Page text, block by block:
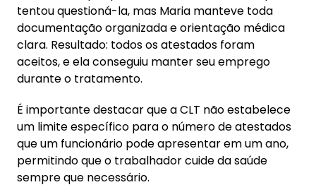
tentou questioná-la, mas Maria manteve toda
documentação organizada e orientação médica
clara. Resultado: todos os atestados foram
aceitos, e ela conseguiu manter seu emprego
durante o tratamento.
É importante destacar que a CLT não estabelece
um limite específico para o número de atestados
que um funcionário pode apresentar em um ano,
permitindo que o trabalhador cuide da saúde
sempre que necessário.